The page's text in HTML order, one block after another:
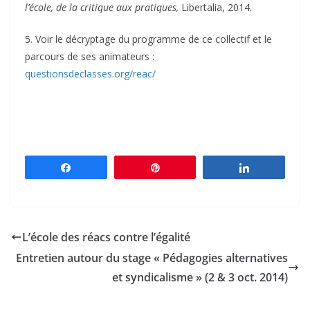
l’école, de la critique aux pratiques, Libertalia, 2014.
5. Voir le décryptage du programme de ce collectif et le
parcours de ses animateurs :
questionsdeclasses.org/reac/
L’école des réacs contre l’égalité
Entretien autour du stage « Pédagogies alternatives
et syndicalisme » (2 & 3 oct. 2014)